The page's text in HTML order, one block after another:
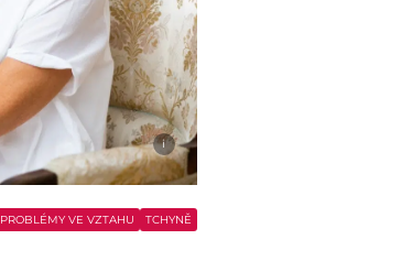
i
PROBLÉMY VE VZTAHU TCHYNĚ